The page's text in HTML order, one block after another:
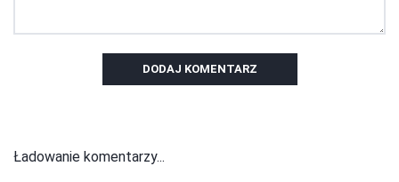
DODAJ KOMENTARZ
Ładowanie komentarzy...